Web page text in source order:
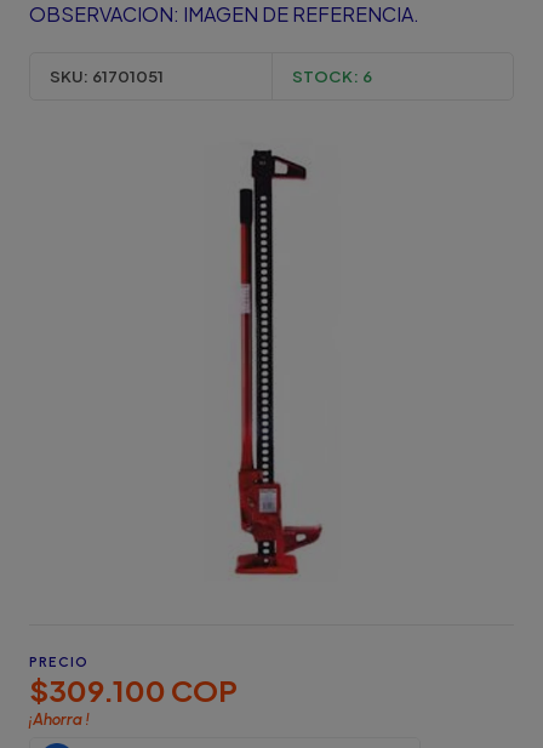
OBSERVACION: IMAGEN DE REFERENCIA.
SKU: 61701051 STOCK: 6
PRECIO
$309.100 COP
¡Ahorra!